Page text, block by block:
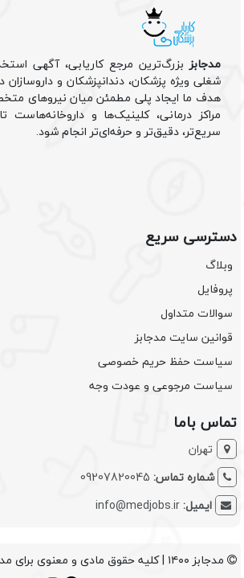
مدجابزبزرگ‌ترین مرجع کاریابی، آگهی
شغلی ویژه پزشکان، دندانپزشکان و داروسازان
هدف ما ایجاد پلی مطمئن میان نیروهای
مراکز درمانی، کلینیک‌ها و داروخانه‌هاست
سریع‌تر، دقیق‌تر و حرفه‌ای‌تر انجام شود.
دسترسی سریع
وبلاگ
پروفایل
سوالات متداول
قوانین سایت مدجابز
سیاست حفظ حریم خصوصی
سیاست مرجوعی و عودت وجه
تماس باما
تهران
شماره تماس: 09207820045
ایمیل:info@medjobs.ir
مدجابز ۱۴۰۰ | کلیه حقوق مادی و معنوی برای مدجابز محفوظ است.